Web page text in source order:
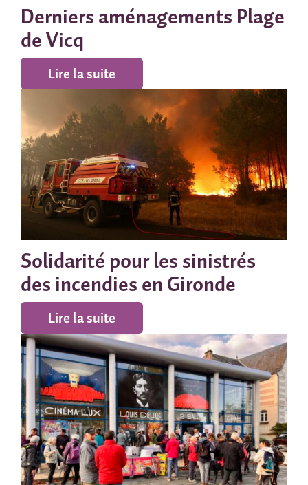
Derniers aménagements Plage
de Vicq
Lire la suite
Solidarité pour les sinistrés
des incendies en Gironde
Lire la suite